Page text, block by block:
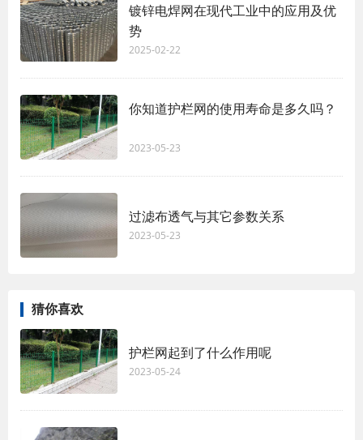
镀锌电焊网在现代工业中的应用及优
势
2025-02-22
你知道护栏网的使用寿命是多久吗？
2023-05-23
过滤布透气与其它参数关系
2023-05-23
猜你喜欢
护栏网起到了什么作用呢
2023-05-24